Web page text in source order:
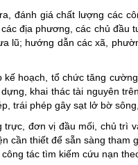
đánh giá chất lượng các
địa phương, các chủ đầu
lũ; hướng dẫn các xã,
hoạch, tổ chức tăng
khai thác tài nguyên
trái phép gây sạt lở bờ
đơn vị đầu mối, chủ trì
cần thiết để sẵn sàng
tác tìm kiếm cứu nạn